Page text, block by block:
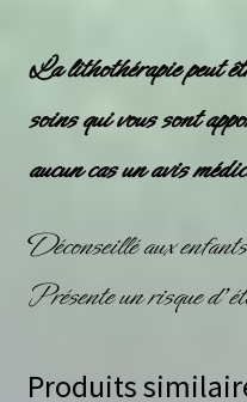
Lalithothérapiepeut
soins qui vous sont
aucun cas un avis
Déconseillé aux
Présente un risque
Produits